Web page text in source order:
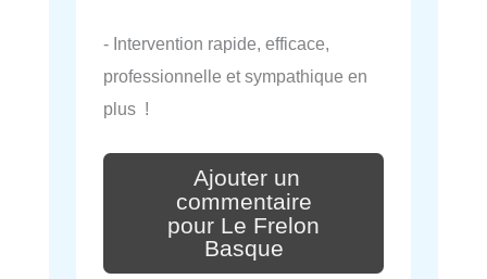
- Intervention rapide, efficace,
professionnelle et sympathique en
plus !
Ajouter un
commentaire
pour Le Frelon
Basque